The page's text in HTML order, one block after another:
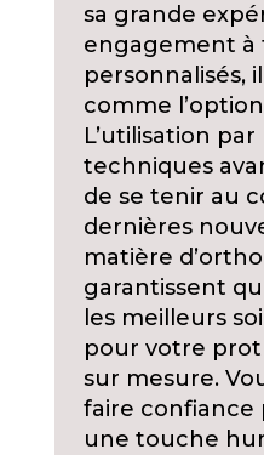
sa grande
engagement à
personnalisés,
comme
L’utilisation
techniques
de se tenir au
dernières
matière
garantissent
les meilleurs
pour votre
sur mesure.
faire
une touche